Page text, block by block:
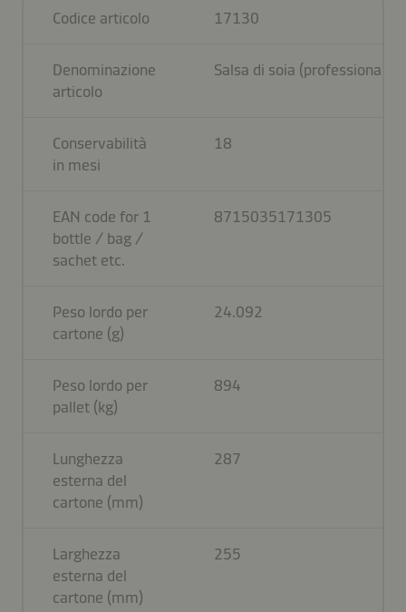
Codice articolo 17130
Denominazione
articolo
Salsa di soia (professionale)
Conservabilità
in mesi
18
EAN code for 1
bottle / bag /
sachet etc.
8715035171305
Peso lordo per
cartone (g)
24.092
Peso lordo per
pallet (kg)
894
Lunghezza
esterna del
cartone (mm)
287
Larghezza
esterna del
cartone (mm)
255